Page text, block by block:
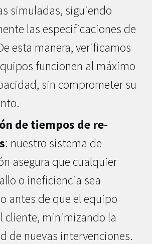
simuladas, siguiendo
las especificaciones de
esta manera, verificamos
funcionen al máximo
sin comprometer su
de tiempos de re-
: nuestro sistema de
asegura que cualquier
o ineficiencia sea
antes de que el equipo
cliente, minimizando la
de nuevas intervenciones.